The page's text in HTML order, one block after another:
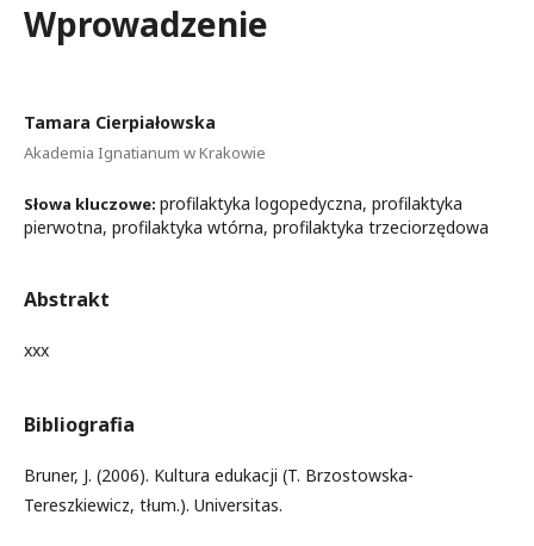
Wprowadzenie
Tamara Cierpiałowska
Akademia Ignatianum w Krakowie
Słowa kluczowe: profilaktyka logopedyczna, profilaktyka
pierwotna, profilaktyka wtórna, profilaktyka trzeciorzędowa
Abstrakt
xxx
Bibliografia
Bruner, J. (2006). Kultura edukacji (T. Brzostowska-
Tereszkiewicz, tłum.). Universitas.